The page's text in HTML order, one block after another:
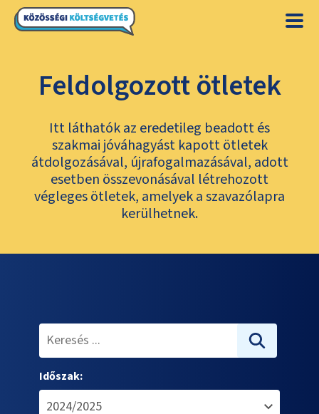
Feldolgozott ötletek
Itt láthatók az eredetileg beadott és
szakmai jóváhagyást kapott ötletek
átdolgozásával, újrafogalmazásával, adott
esetben összevonásával létrehozott
végleges ötletek, amelyek a szavazólapra
kerülhetnek.
Időszak: